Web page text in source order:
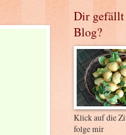
Dir
Blog?
Klick auf die
folge mir